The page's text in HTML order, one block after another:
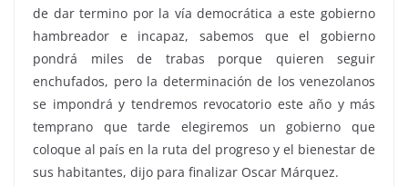
de dar termino por la vía democrática a este gobierno
hambreador e incapaz, sabemos que el gobierno
pondrá miles de trabas porque quieren seguir
enchufados, pero la determinación de los venezolanos
se impondrá y tendremos revocatorio este año y más
temprano que tarde elegiremos un gobierno que
coloque al país en la ruta del progreso y el bienestar de
sus habitantes, dijo para finalizar Oscar Márquez.